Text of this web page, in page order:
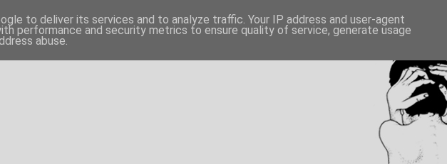
to deliver its services and to analyze traffic. Your IP address and user-agent
performance and security metrics to ensure quality of service, generate usage
abuse.